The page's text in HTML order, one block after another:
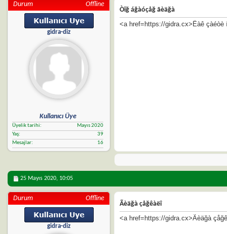
Durum Offline
gidra-diz
Kullanıcı Üye
Üyelik tarihi
Mayıs 2020
Yaş
39
Mesajlar
16
Òîğ áğàóçåğ ãèäğà
<a href=https://gidra.cx>Êàê çàéòè
25 Mayıs 2020, 10:05
Durum Offline
gidra-diz
Ãèäğà çåğêàëî
<a href=https://gidra.cx>Ãèäğà